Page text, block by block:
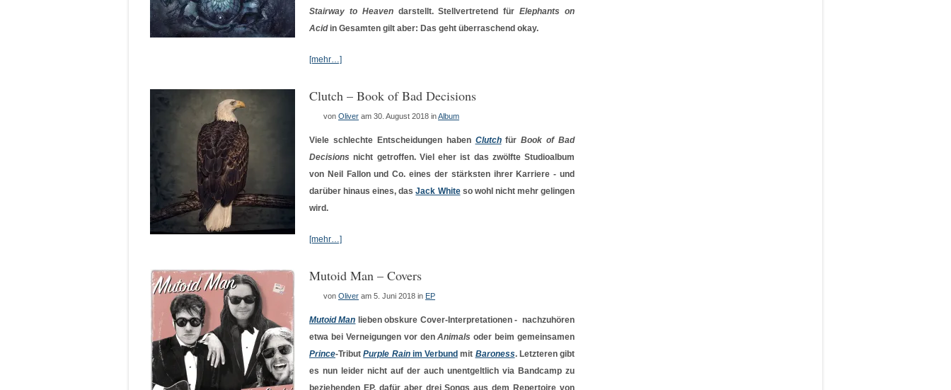
Stairway to Heavendarstellt. Stellvertretend fürElephants on
Acidin Gesamten gilt aber: Das geht überraschend okay.
[mehr…]
Clutch – Book of Bad Decisions
von Oliver am 30. August 2018 inAlbum
Viele schlechte Entscheidungen haben ClutchfürBook of Bad
Decisions nicht getroffen. Viel eher ist das zwölfte Studioalbum
von Neil Fallon und Co. eines der stärksten ihrer Karriere - und
darüber hinaus eines, dasJack Whiteso wohl nicht mehr gelingen
wird.
[mehr…]
Mutoid Man – Covers
von Oliver am 5. Juni 2018 in EP
Mutoid Man lieben obskure Cover-Interpretationen - nachzuhören
etwa bei Verneigungen vor denAnimals oder beim gemeinsamen
Prince-TributPurple Rainim Verbund mit Baroness. Letzteren gibt
es nun leider nicht auf der auch unentgeltlich via Bandcamp zu
beziehenden EP, dafür aber drei Songs aus dem Repertoire von